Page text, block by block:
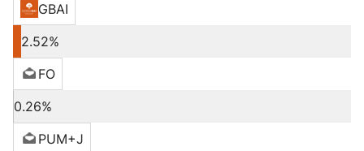
GBAI
2.52%
FO
0.26%
PUM+J